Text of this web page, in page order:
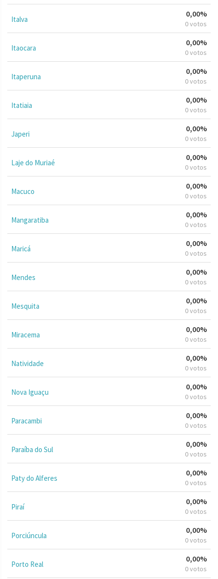
Italva
0,00%
0 votos
Itaocara
0,00%
0 votos
Itaperuna
0,00%
0 votos
Itatiaia
0,00%
0 votos
Japeri
0,00%
0 votos
Laje do Muriaé
0,00%
0 votos
Macuco
0,00%
0 votos
Mangaratiba
0,00%
0 votos
Maricá
0,00%
0 votos
Mendes
0,00%
0 votos
Mesquita
0,00%
0 votos
Miracema
0,00%
0 votos
Natividade
0,00%
0 votos
Nova Iguaçu
0,00%
0 votos
Paracambi
0,00%
0 votos
Paraíba do Sul
0,00%
0 votos
Paty do Alferes
0,00%
0 votos
Piraí
0,00%
0 votos
Porciúncula
0,00%
0 votos
Porto Real
0,00%
0 votos